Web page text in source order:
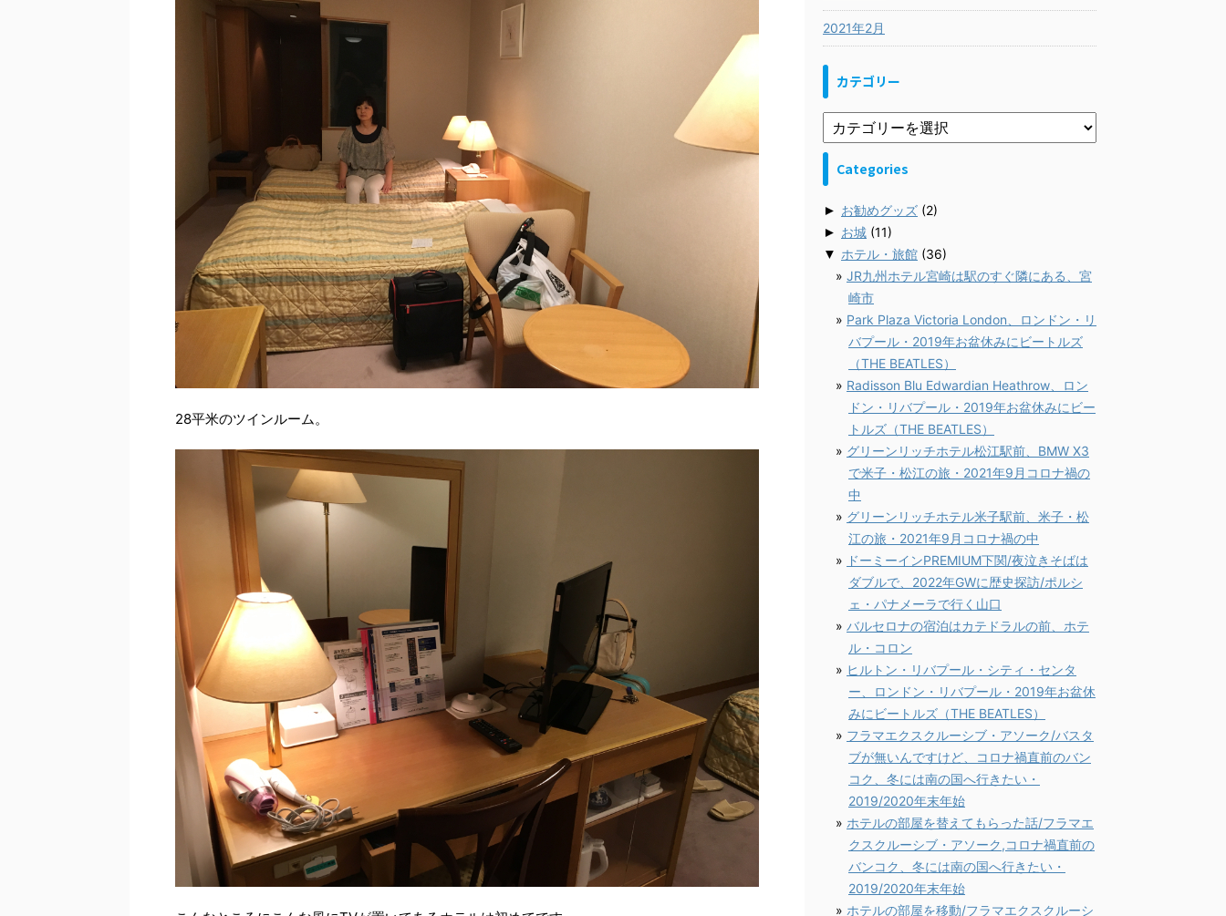
28平米のツインルーム。
2021年2月
カテゴリー
Categories
► お勧めグッズ (2)
► お城 (11)
▼ ホテル・旅館 (36)
JR九州ホテル宮崎は駅のすぐ隣にある、宮
崎市
Park Plaza Victoria London、ロンドン・リ
バプール・2019年お盆休みにビートルズ
（THE BEATLES）
Radisson Blu Edwardian Heathrow、ロン
ドン・リバプール・2019年お盆休みにビー
トルズ（THE BEATLES）
グリーンリッチホテル松江駅前、BMW X3
で米子・松江の旅・2021年9月コロナ禍の
中
グリーンリッチホテル米子駅前、米子・松
江の旅・2021年9月コロナ禍の中
ドーミーインPREMIUM下関/夜泣きそばは
ダブルで、2022年GWに歴史探訪/ポルシ
ェ・パナメーラで行く山口
バルセロナの宿泊はカテドラルの前、ホテ
ル・コロン
ヒルトン・リバプール・シティ・センタ
ー、ロンドン・リバプール・2019年お盆休
みにビートルズ（THE BEATLES）
フラマエクスクルーシブ・アソーク/バスタ
ブが無いんですけど、コロナ禍直前のバン
コク、冬には南の国へ行きたい・
2019/2020年末年始
ホテルの部屋を替えてもらった話/フラマエ
クスクルーシブ・アソーク,コロナ禍直前の
バンコク、冬には南の国へ行きたい・
2019/2020年末年始
ホテルの部屋を移動/フラマエクスクルーシ